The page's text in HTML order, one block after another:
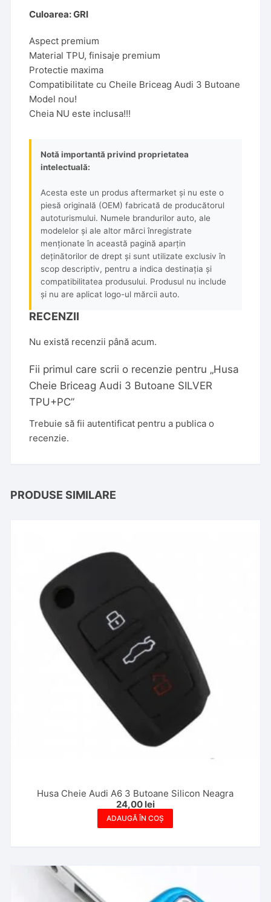
Culoarea: GRI
Aspect premium
Material TPU, finisaje premium
Protectie maxima
Compatibilitate cu Cheile Briceag Audi 3 Butoane
Model nou!
Cheia NU este inclusa!!!
Notă importantă privind proprietatea
intelectuală:
Acesta este un produs aftermarket și nu este o
piesă originală (OEM) fabricată de producătorul
autoturismului. Numele brandurilor auto, ale
modelelor și ale altor mărci înregistrate
menționate în această pagină aparțin
deținătorilor de drept și sunt utilizate exclusiv în
scop descriptiv, pentru a indica destinația și
compatibilitatea produsului. Produsul nu include
și nu are aplicat logo-ul mărcii auto.
RECENZII
Nu există recenzii până acum.
Fii primul care scrii o recenzie pentru „Husa
Cheie Briceag Audi 3 Butoane SILVER
TPU+PC”
Trebuie să fiiautentificat pentru a publica o
recenzie.
PRODUSE SIMILARE
Husa Cheie Audi A6 3 Butoane Silicon Neagra
24,00 lei
ADAUGĂ ÎN COȘ